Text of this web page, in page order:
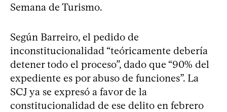
Semana de Turismo.
Según Barreiro, el pedido de
inconstitucionalidad “teóricamente debería
detener todo el proceso”, dado que “90% del
expediente es por abuso de funciones”. La
SCJ ya se expresó a favor de la
constitucionalidad de ese delito en febrero